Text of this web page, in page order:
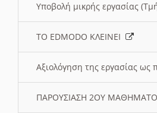
Υποβολή μικρής εργασίας
ΤΟ EDMODO ΚΛΕΙΝΕΙ
Αξιολόγηση της εργασίας
ΠΑΡΟΥΣΙΑΣΗ 2ΟΥ